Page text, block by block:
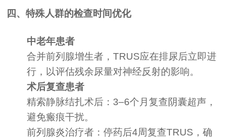
四、特殊人群的检查时间优化
中老年患者
合并前列腺增生者，TRUS应在排尿后立即进
行，以评估残余尿量对神经反射的影响。
术后复查患者
精索静脉结扎术后：3–6个月复查阴囊超声，
避免瘢痕干扰。
前列腺炎治疗者：停药后4周复查TRUS，确